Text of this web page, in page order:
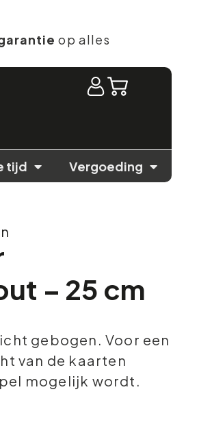
op alles
tijd Vergoeding
– 25 cm
gebogen. Voor een
van de kaarten
mogelijk wordt.